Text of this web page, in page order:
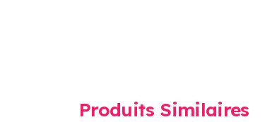
Produits Similaires